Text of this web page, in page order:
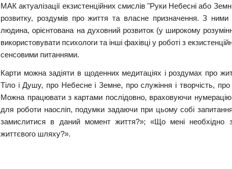
МАК актуалізації екзистенційних смислів "Руки Небесні або
розвитку, роздумів про життя та власне призначення. З
людина, орієнтована на духовний розвиток (у широкому
використовувати психологи та інші фахівці у роботі з
сенсовими питаннями.
Карти можна задіяти в щоденних медитаціях і роздумах про
Тіло і Душу, про Небесне і Земне, про служіння і творчість,
Можна працювати з картами послідовно, враховуючи
для роботи наосліп, подумки задаючи при цьому собі
замислитися в даний момент життя?»; «Що мені необхідно
життєвого шляху?».